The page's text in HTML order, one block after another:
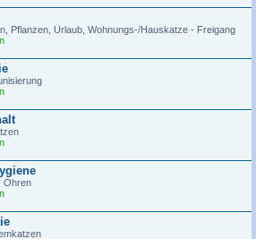
Pflanzen, Urlaub, Wohnungs-/Hauskatze - Freigang
Ohren